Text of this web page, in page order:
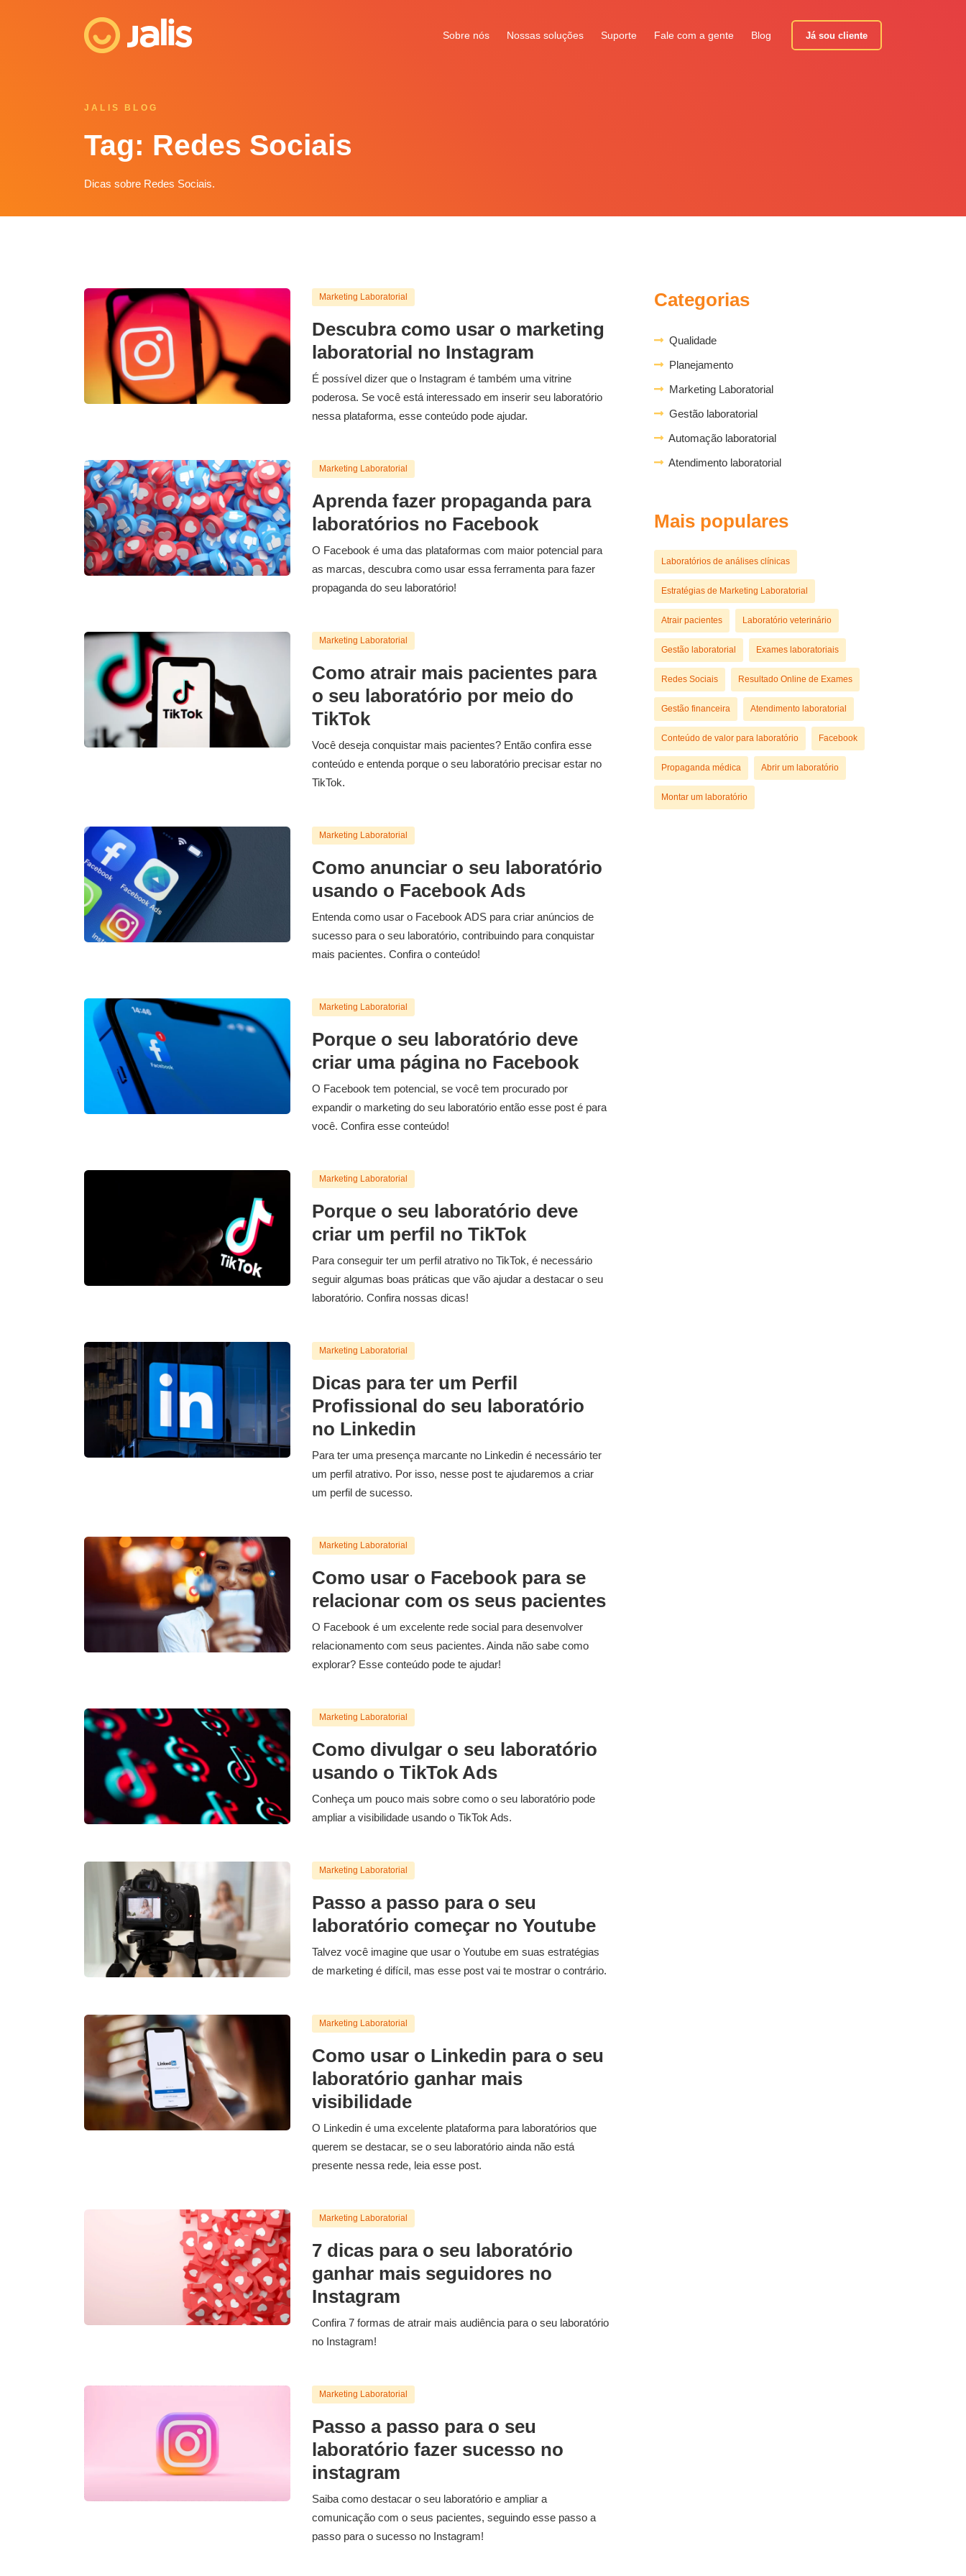
Sobre nós Nossas soluções Suporte Fale com a gente Blog Já sou cliente
JALIS BLOG
Tag: Redes Sociais
Dicas sobre Redes Sociais.
Marketing Laboratorial
Descubra como usar o marketing
laboratorial no Instagram
É possível dizer que o Instagram é também uma vitrine
poderosa. Se você está interessado em inserir seu laboratório
nessa plataforma, esse conteúdo pode ajudar.
Marketing Laboratorial
Aprenda fazer propaganda para
laboratórios no Facebook
O Facebook é uma das plataformas com maior potencial para
as marcas, descubra como usar essa ferramenta para fazer
propaganda do seu laboratório!
Marketing Laboratorial
Como atrair mais pacientes para
o seu laboratório por meio do
TikTok
Você deseja conquistar mais pacientes? Então confira esse
conteúdo e entenda porque o seu laboratório precisar estar no
TikTok.
Marketing Laboratorial
Como anunciar o seu laboratório
usando o Facebook Ads
Entenda como usar o Facebook ADS para criar anúncios de
sucesso para o seu laboratório, contribuindo para conquistar
mais pacientes. Confira o conteúdo!
Marketing Laboratorial
Porque o seu laboratório deve
criar uma página no Facebook
O Facebook tem potencial, se você tem procurado por
expandir o marketing do seu laboratório então esse post é para
você. Confira esse conteúdo!
Marketing Laboratorial
Porque o seu laboratório deve
criar um perfil no TikTok
Para conseguir ter um perfil atrativo no TikTok, é necessário
seguir algumas boas práticas que vão ajudar a destacar o seu
laboratório. Confira nossas dicas!
Marketing Laboratorial
Dicas para ter um Perfil
Profissional do seu laboratório
no Linkedin
Para ter uma presença marcante no Linkedin é necessário ter
um perfil atrativo. Por isso, nesse post te ajudaremos a criar
um perfil de sucesso.
Marketing Laboratorial
Como usar o Facebook para se
relacionar com os seus pacientes
O Facebook é um excelente rede social para desenvolver
relacionamento com seus pacientes. Ainda não sabe como
explorar? Esse conteúdo pode te ajudar!
Marketing Laboratorial
Como divulgar o seu laboratório
usando o TikTok Ads
Conheça um pouco mais sobre como o seu laboratório pode
ampliar a visibilidade usando o TikTok Ads.
Marketing Laboratorial
Passo a passo para o seu
laboratório começar no Youtube
Talvez você imagine que usar o Youtube em suas estratégias
de marketing é difícil, mas esse post vai te mostrar o contrário.
Marketing Laboratorial
Como usar o Linkedin para o seu
laboratório ganhar mais
visibilidade
O Linkedin é uma excelente plataforma para laboratórios que
querem se destacar, se o seu laboratório ainda não está
presente nessa rede, leia esse post.
Marketing Laboratorial
7 dicas para o seu laboratório
ganhar mais seguidores no
Instagram
Confira 7 formas de atrair mais audiência para o seu laboratório
no Instagram!
Marketing Laboratorial
Passo a passo para o seu
laboratório fazer sucesso no
instagram
Saiba como destacar o seu laboratório e ampliar a
comunicação com o seus pacientes, seguindo esse passo a
passo para o sucesso no Instagram!
Categorias
Qualidade
Planejamento
Marketing Laboratorial
Gestão laboratorial
Automação laboratorial
Atendimento laboratorial
Mais populares
Laboratórios de análises clínicas
Estratégias de Marketing Laboratorial
Atrair pacientes Laboratório veterinário
Gestão laboratorial Exames laboratoriais
Redes Sociais Resultado Online de Exames
Gestão financeira Atendimento laboratorial
Conteúdo de valor para laboratório Facebook
Propaganda médica Abrir um laboratório
Montar um laboratório